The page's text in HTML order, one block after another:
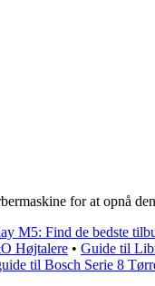
for at opnå
M5: Find de bedste
Højtalere • Guide til
til Bosch Serie 8